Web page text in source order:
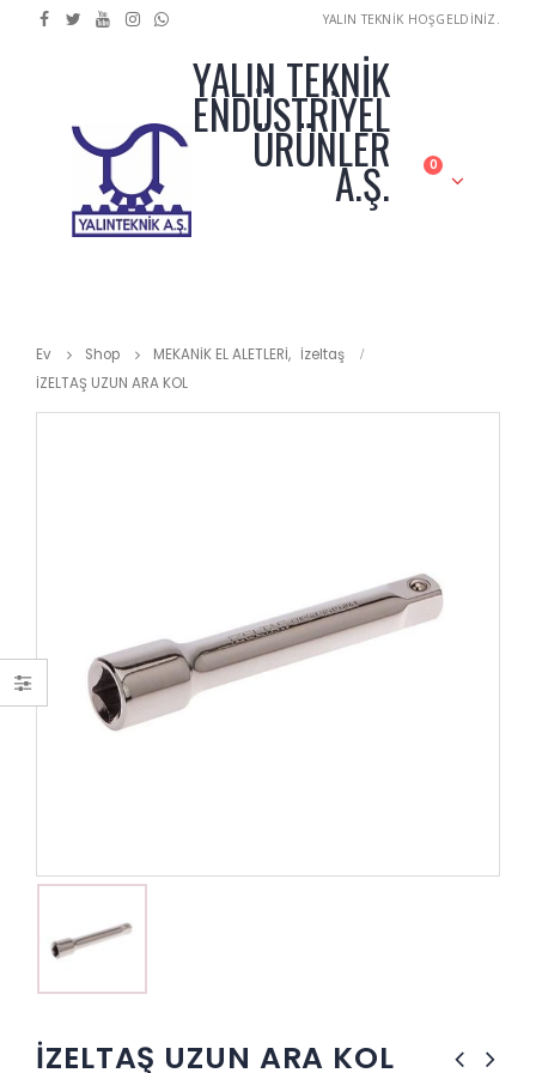
YALIN TEKNİK HOŞGELDİNİZ.
YALIN TEKNİK
ENDÜSTRİYEL
ÜRÜNLER
A.Ş. 0
Ev Shop MEKANİK EL ALETLERİ, İzeltaş
İZELTAŞ UZUN ARA KOL
İZELTAŞ UZUN ARA KOL